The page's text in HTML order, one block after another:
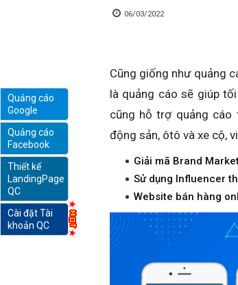
06/03/2022
Cũng giống như quảng
là quảng cáo sẽ giúp
cũng hỗ trợ quảng cáo
động sản, ôtô và xe cộ,
Giải mã Brand
Sử dụng Influencer
Website bán hàng
Quảng cáo
Google
Quảng cáo
Facebook
Thiết kế
LandingPage
QC
Cài đặt Tài
khoản QC